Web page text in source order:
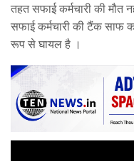
तहत सफाई कर्मचारी की मौत
सफाई कर्मचारी की टैंक साफ
रूप से घायल है ।